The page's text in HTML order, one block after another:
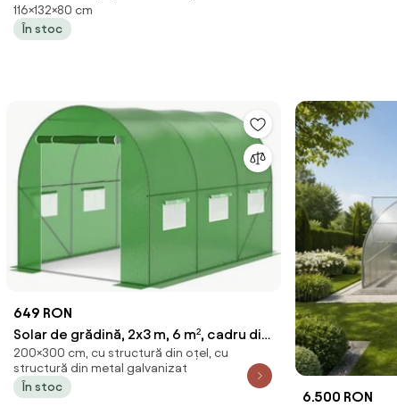
gunoi, 132 x 80 x 116 cm,
116×132×80 cm
În stoc
649 RON
Solar de grădină, 2x3 m, 6 m², cadru din
oțel, țeavă galvanizată, folie PE armată,
6 ferestre rulante, rezistent la UV,
impermeabil, Verde, GH23,
200×300 cm, cu structură din oțel, cu
structură din metal galvanizat
În stoc
6.500 RON